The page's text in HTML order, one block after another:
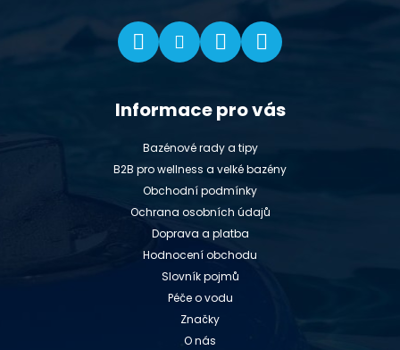
Informace pro vás
Bazénové rady a tipy
B2B pro wellness a velké bazény
Obchodní podmínky
Ochrana osobních údajů
Doprava a platba
Hodnocení obchodu
Slovník pojmů
Péče o vodu
Značky
O nás